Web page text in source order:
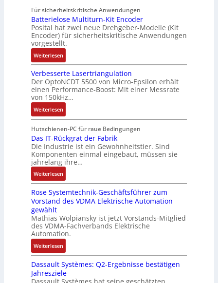
L
3
f
ü
r
s
i
c
h
e
r
e
E
n
t
w
i
c
k
l
u
n
g
o
b
o
t
,
3
M
i
l
l
i
o
n
e
n
A
r
b
e
i
t
s
k
r
ä
f
t
e
u
t
o
m
a
t
i
o
n
e
x
p
a
n
d
i
e
r
t
f
t
r
a
g
s
e
i
n
g
a
n
g
i
m
M
a
s
c
h
i
n
e
n
-
A
n
Für sicherheitskritische Anwendungen
Batterielose Multiturn-Kit Encoder
Posital hat zwei neue Drehgeber-Modelle (Kit
Encoder) für sicherheitskritische Anwendungen
vorgestellt.
Weiterlesen:
B
a
t
t
e
r
i
e
l
o
s
e
M
u
l
t
t
u
r
n
-
K
i
Verbesserte Lasertriangulation
Der OptoNCDT 5500 von Micro-Epsilon erhält
einen Performance-Boost: Mit einer Messrate
von 150kHz…
Weiterlesen:
V
e
r
b
e
s
s
e
r
t
L
a
s
e
r
t
r
Hutschienen-PC für raue Bedingungen
Das IT-Rückgrat der Fabrik
Die Industrie ist ein Gewohnheitstier. Sind
Komponenten einmal eingebaut, müssen sie
jahrelang ihre…
Weiterlesen:
D
a
s
T
-
R
ü
c
k
g
Rose Systemtechnik-Geschäftsführer zum
Vorstand des VDMA Elektrische Automation
gewählt
Mathias Wolpiansky ist jetzt Vorstands-Mitglied
des VDMA-Fachverbands Elektrische
Automation.
Weiterlesen:
R
o
s
Dassault Systèmes: Q2-Ergebnisse bestätigen
Jahresziele
Dassault Systèmes hat seine geschätzten